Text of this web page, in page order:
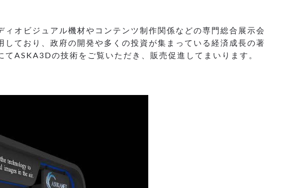
オビジュアル機材やコンテンツ制作関係などの専門総合展示会
ており、政府の開発や多くの投資が集まっている経済成長の著
ASKA3Dの技術をご覧いただき、販売促進してまいります。